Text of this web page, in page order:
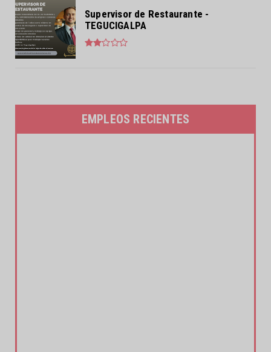
Supervisor de Restaurante -
TEGUCIGALPA
EMPLEOS RECIENTES